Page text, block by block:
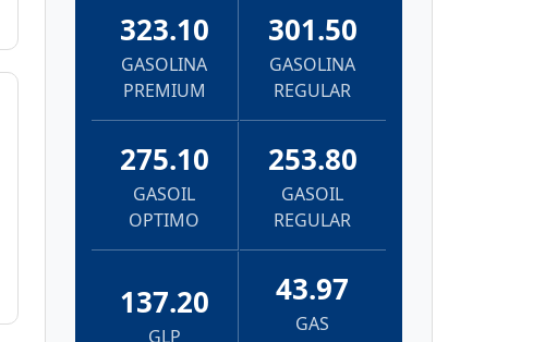
323.10
GASOLINA
PREMIUM
301.50
GASOLINA
REGULAR
275.10
GASOIL
OPTIMO
253.80
GASOIL
REGULAR
137.20
GLP
43.97
GAS